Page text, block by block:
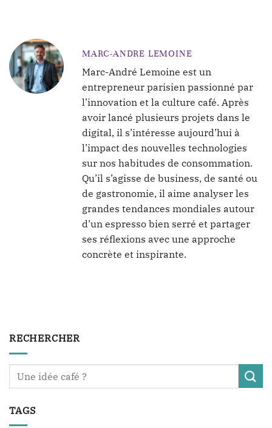
MARC-ANDRE LEMOINE
Marc-André Lemoine est un
entrepreneur parisien passionné par
l’innovation et la culture café. Après
avoir lancé plusieurs projets dans le
digital, il s’intéresse aujourd’hui à
l’impact des nouvelles technologies
sur nos habitudes de consommation.
Qu’il s’agisse de business, de santé ou
de gastronomie, il aime analyser les
grandes tendances mondiales autour
d’un espresso bien serré et partager
ses réflexions avec une approche
concrète et inspirante.
RECHERCHER
TAGS